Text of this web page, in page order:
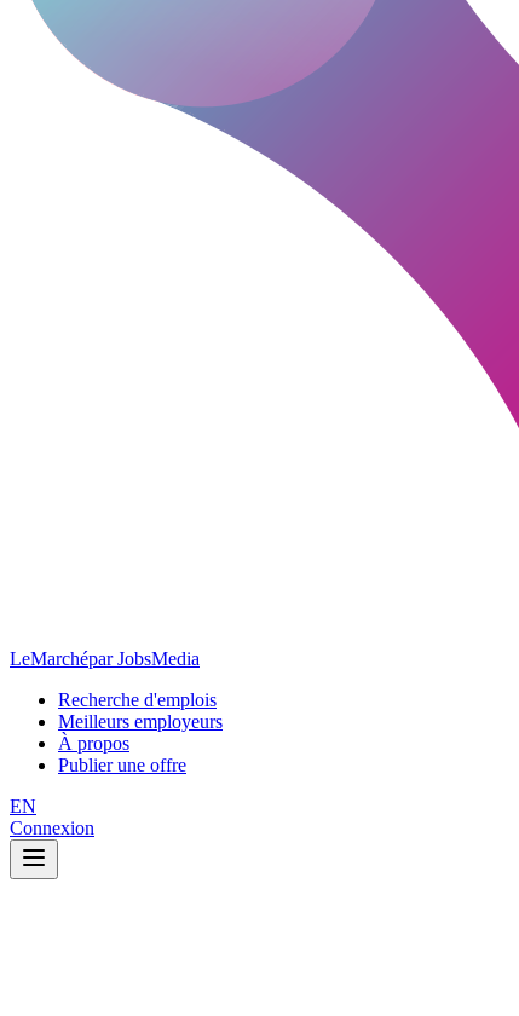
LeMarchépar JobsMedia
Recherche d'emplois
Meilleurs employeurs
À propos
Publier une offre
EN
Connexion